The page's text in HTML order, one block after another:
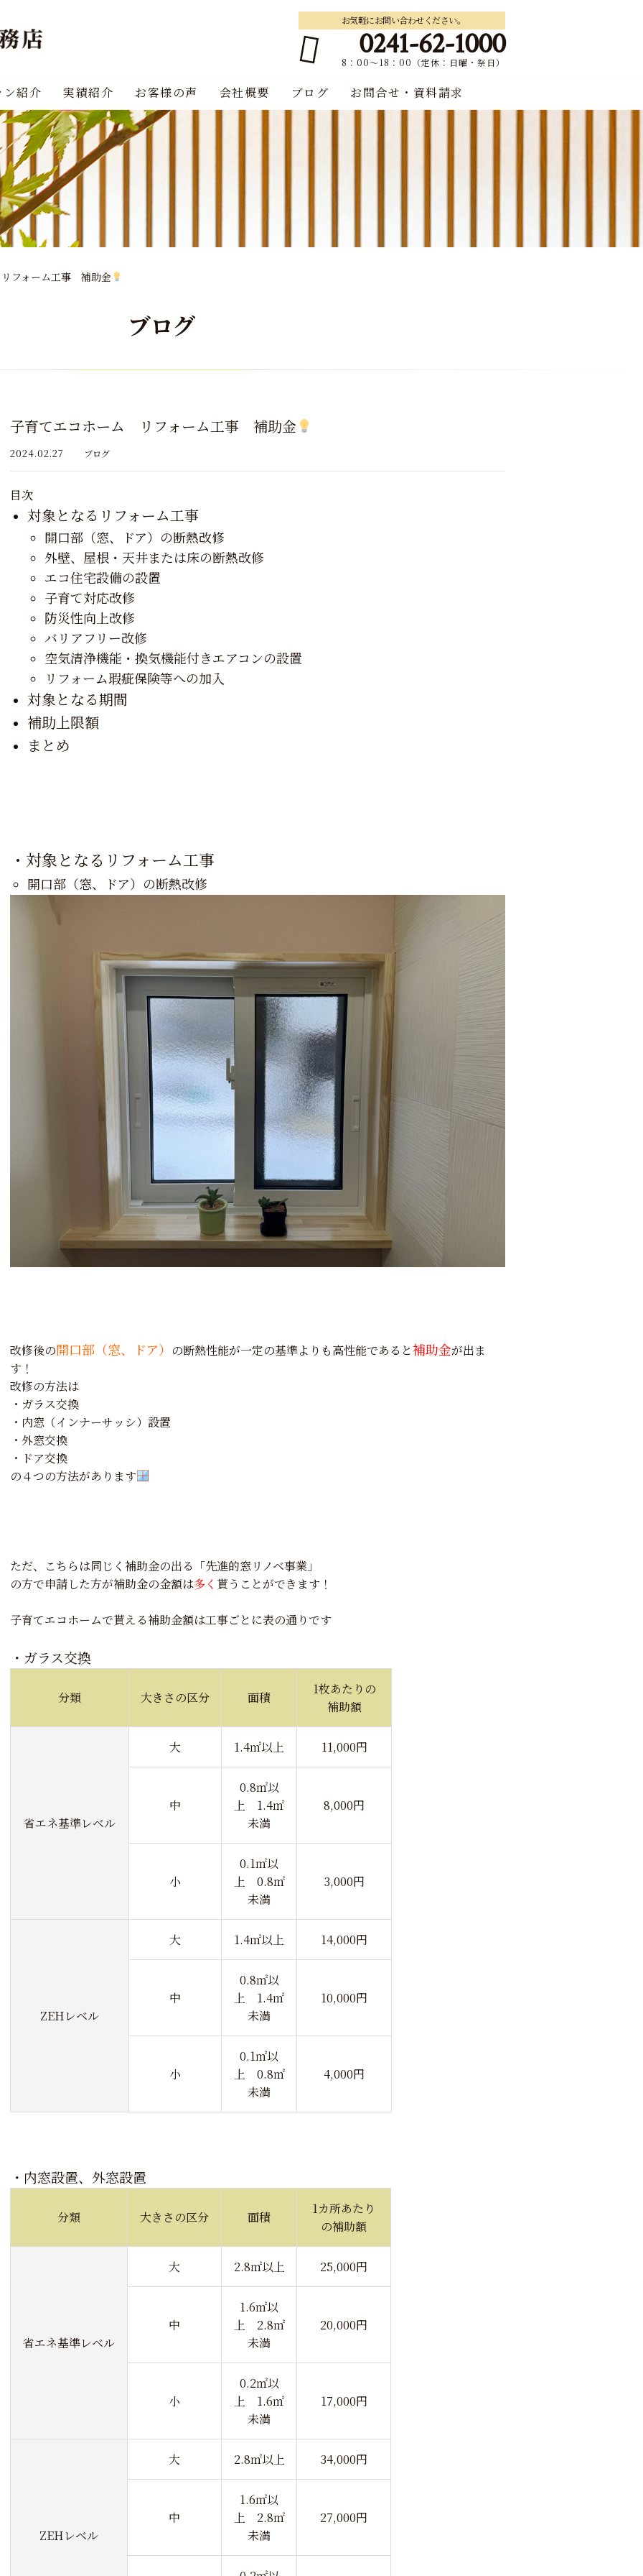
お気軽にお問い合わせください。
0241-62-1000
8：00～18：00（定休：日曜・祭日）
ン紹介 実績紹介 お客様の声 会社概要 ブログ お問合せ・資料請求
フォーム工事 補助金
ブログ
子育てエコホーム リフォーム工事 補助金
2024.02.27 ブログ
目次
対象となるリフォーム工事
開口部（窓、ドア）の断熱改修
外壁、屋根・天井または床の断熱改修
エコ住宅設備の設置
子育て対応改修
防災性向上改修
バリアフリー改修
空気清浄機能・換気機能付きエアコンの設置
リフォーム瑕疵保険等への加入
対象となる期間
補助上限額
まとめ
・ 対象となるリフォーム工事
開口部（窓、ドア）の断熱改修
改修後の開口部（窓、ドア） の断熱性能が一定の基準よりも高性能であると補助金が出ま
す！
改修の方法は
・ガラス交換
・内窓（インナーサッシ）設置
・外窓交換
・ドア交換
の４つの方法があります
ただ、こちらは同じく補助金の出る「先進的窓リノベ事業 」
の方で申請した方が補助金の金額は多く 貰うことができます！
子育てエコホームで貰える補助金額は工事ごとに表の通りです
・ガラス交換
分類 大きさの区分 面積
1枚あたりの
補助額
省エネ基準レベル
大 1.4㎡以上 11,000円
中
0.8㎡以
上 1.4㎡
未満
8,000円
小
0.1㎡以
上 0.8㎡
未満
3,000円
ZEHレベル
大 1.4㎡以上 14,000円
中
0.8㎡以
上 1.4㎡
未満
10,000円
小
0.1㎡以
上 0.8㎡
未満
4,000円
・内窓設置、外窓設置
分類 大きさの区分 面積
1カ所あたり
の補助額
省エネ基準レベル
大 2.8㎡以上 25,000円
中
1.6㎡以
上 2.8㎡
未満
20,000円
小
0.2㎡以
上 1.6㎡
未満
17,000円
ZEHレベル
大 2.8㎡以上 34,000円
中
1.6㎡以
上 2.8㎡
未満
27,000円